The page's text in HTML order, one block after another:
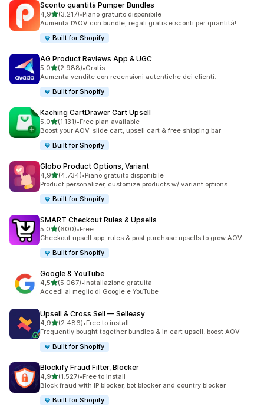
Sconto quantità Pumper Bundles
4,9stelle su 5
(3.217)
3217 recensioni totali
•Piano gratuito disponibile
Aumenta l’AOV con bundle, regali gratis e sconti per quantità!
Built for Shopify
AG Product Reviews App & UGC
5,0stelle su 5
(2.988)
2988 recensioni totali
•Gratis
Aumenta vendite con recensioni autentiche dei clienti.
Built for Shopify
Kaching CartDrawer Cart Upsell
5,0stelle su 5
(1.131)
1131 recensioni totali
•Free plan available
Boost your AOV: slide cart, upsell cart & free shipping bar
Built for Shopify
Globo Product Options, Variant
4,9stelle su 5
(4.734)
4734 recensioni totali
•Piano gratuito disponibile
Product personalizer, customize products w/ variant options
Built for Shopify
SMART Checkout Rules & Upsells
5,0stelle su 5
(600)
600 recensioni totali
•Free
Checkout upsell app, rules & post purchase upsells to grow AOV
Built for Shopify
Google & YouTube
4,5stelle su 5
(5.067)
5067 recensioni totali
•Installazione gratuita
Accedi al meglio di Google e YouTube
Upsell & Cross Sell — Selleasy
4,9stelle su 5
(2.486)
2486 recensioni totali
•Free to install
Frequently bought together bundles & in cart upsell, boost AOV
Built for Shopify
Blockify Fraud Filter, Blocker
4,9stelle su 5
(1.527)
1527 recensioni totali
•Free to install
Block fraud with IP blocker, bot blocker and country blocker
Built for Shopify